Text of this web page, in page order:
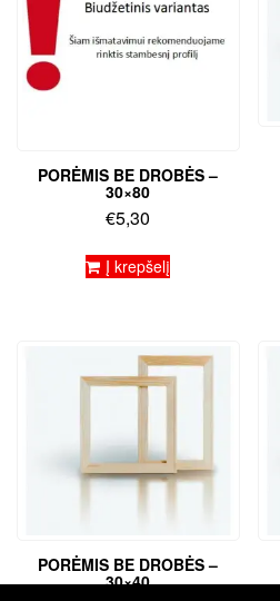
PORĖMIS BE DROBĖS –
30×80
€5,30
Į krepšelį
PORĖMIS BE DROBĖS –
30×40